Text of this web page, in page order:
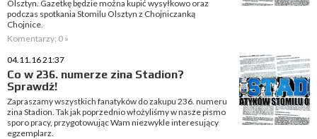
Olsztyn. Gazetkę będzie można kupić wysyłkowo oraz
podczas spotkania Stomilu Olsztyn z Chojniczanką
Chojnice.
Komentarzy: 0 »
04.11.16 21:37
Co w 236. numerze zina Stadion?
Sprawdź!
Zapraszamy wszystkich fanatyków do zakupu 236. numeru
zina Stadion. Tak jak poprzednio włożyliśmy w nasze pismo
sporo pracy, przygotowując Wam niezwykle interesujący
egzemplarz.